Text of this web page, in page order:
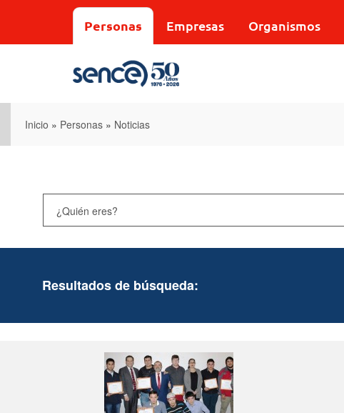
Personas Empresas Organismos
Inicio » Personas » Noticias
Resultados de búsqueda: